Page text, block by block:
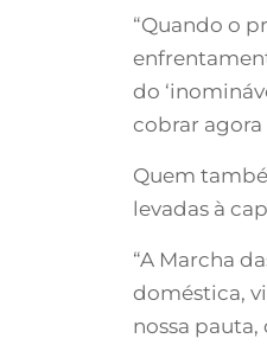
“Quando o
do
cobrar
Quem
levadas à
“A Marcha
doméstica,
nossa